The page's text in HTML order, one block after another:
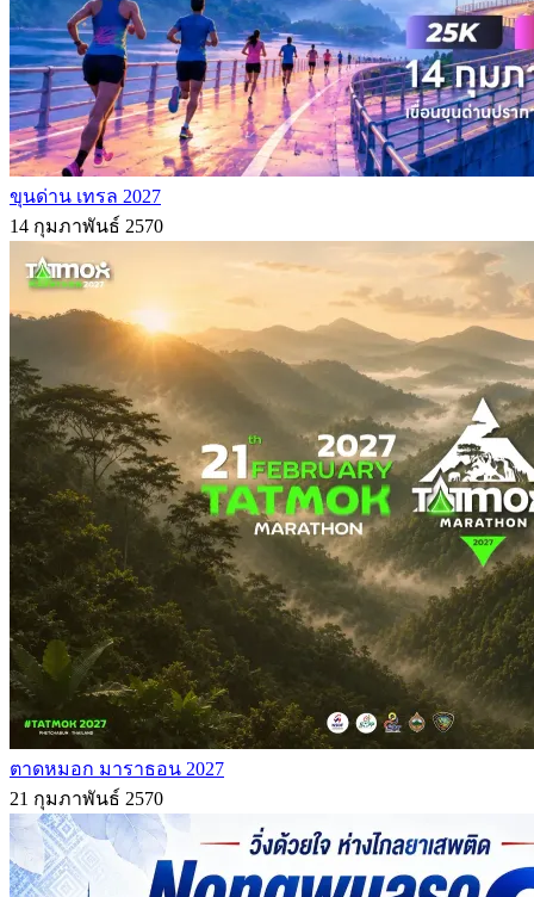
ขุนด่าน เทรล 2027
14 กุมภาพันธ์ 2570
ตาดหมอก มาราธอน 2027
21 กุมภาพันธ์ 2570